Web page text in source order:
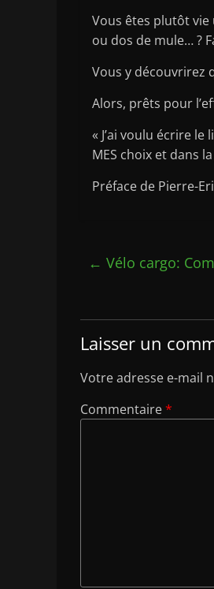
Vous êtes plutôt vie
ou dos de mule… ?
Vous y découvrirez
Alors, prêts pour
« J’ai voulu écrire
MES choix et dans
Préface de Pierre-
← Vélo cargo:
Laisser un
Votre adresse e-mail
Commentaire*